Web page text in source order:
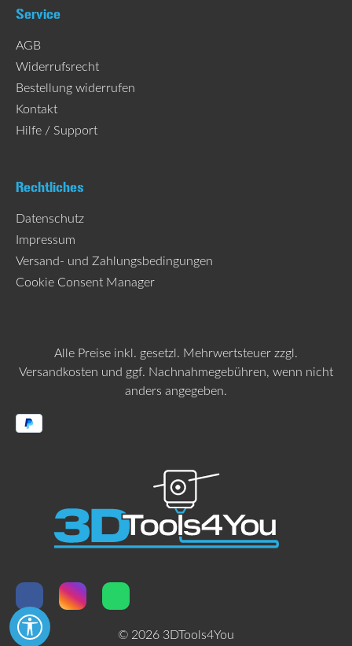
Service
AGB
Widerrufsrecht
Bestellung widerrufen
Kontakt
Hilfe / Support
Rechtliches
Datenschutz
Impressum
Versand- und Zahlungsbedingungen
Cookie Consent Manager
Alle Preise inkl. gesetzl. Mehrwertsteuer zzgl.
Versandkosten und ggf. Nachnahmegebühren, wenn nicht
anders angegeben.
© 2026 3DTools4You
Werkzeugleiste anzeigen